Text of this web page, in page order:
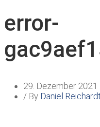
error-
29. Dezember 2021
/ By Daniel Reichardt